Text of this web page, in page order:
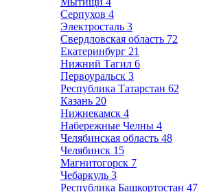
Серпухов 4
Электросталь 3
Свердловская область 72
Екатеринбург 21
Нижний Тагил 6
Первоуральск 3
Республика Татарстан 62
Казань 20
Нижнекамск 4
Набережные Челны 4
Челябинская область 48
Челябинск 15
Магнитогорск 7
Чебаркуль 3
Республика Башкортостан 47